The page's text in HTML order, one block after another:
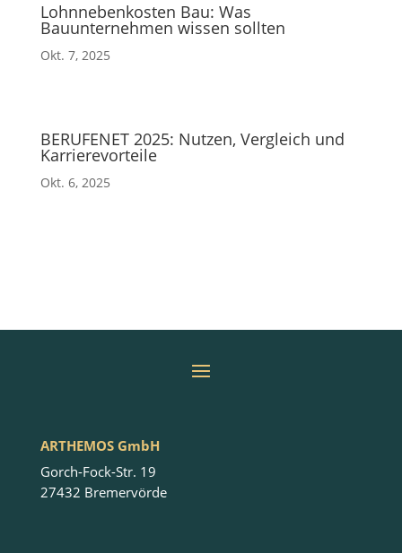
Lohnnebenkosten Bau: Was
Bauunternehmen wissen sollten
Okt. 7, 2025
BERUFENET 2025: Nutzen, Vergleich und
Karrierevorteile
Okt. 6, 2025
ARTHEMOS GmbH
Gorch-Fock-Str. 19
27432 Bremervörde